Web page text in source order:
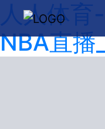
人人体育
NBA直播